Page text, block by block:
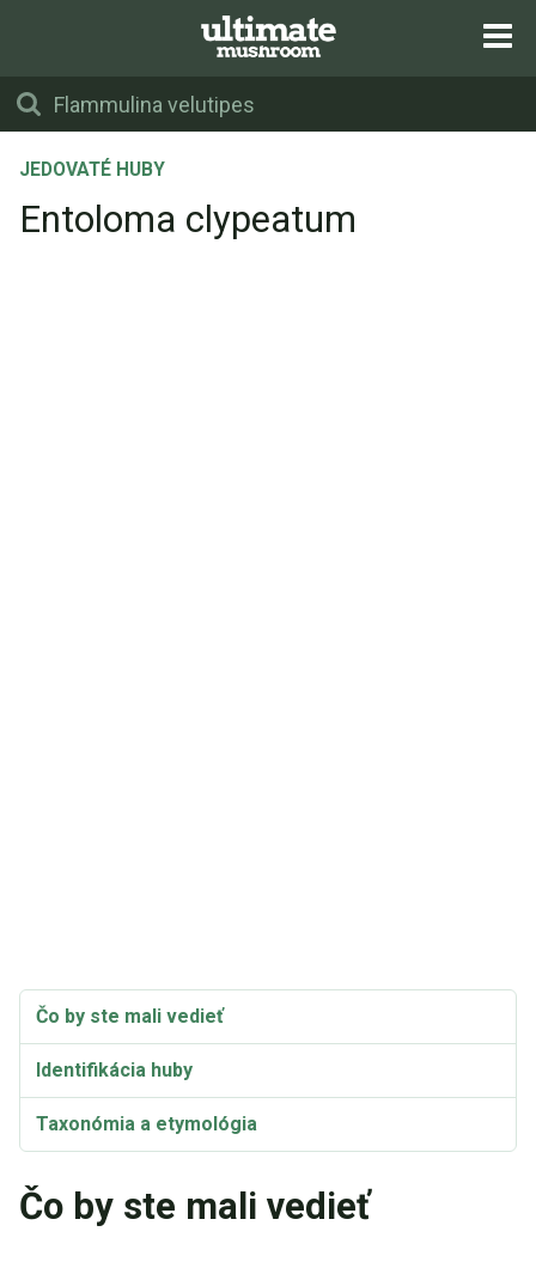
JEDOVATÉ HUBY
Entoloma clypeatum
Čo by ste mali vedieť
Identifikácia huby
Taxonómia a etymológia
Čo by ste mali vedieť